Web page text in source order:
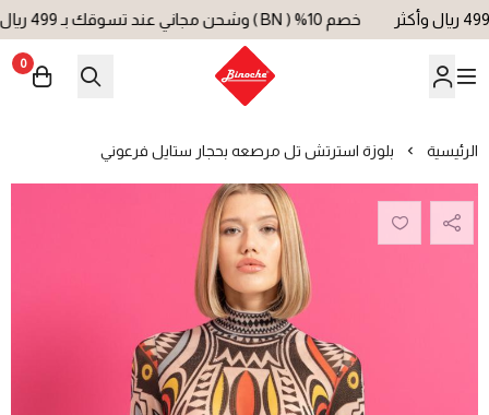
خصم 10% ( BN ) وشحن مجاني عند تسوقك بـ 499 ريال وأكثر
بينوش | Binoche
0
الرئيسية بلوزة استرتش تل مرصعه بحجار ستايل فرعوني